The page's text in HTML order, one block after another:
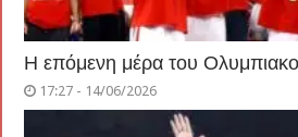
Η επόμενη μέρα του
17:27 - 14/06/2026